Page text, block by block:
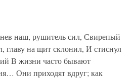
наш, рушитель сил, Свирепый
главу на щит склонил, И стиснул
В жизни часто бывают
Они приходят вдруг; как